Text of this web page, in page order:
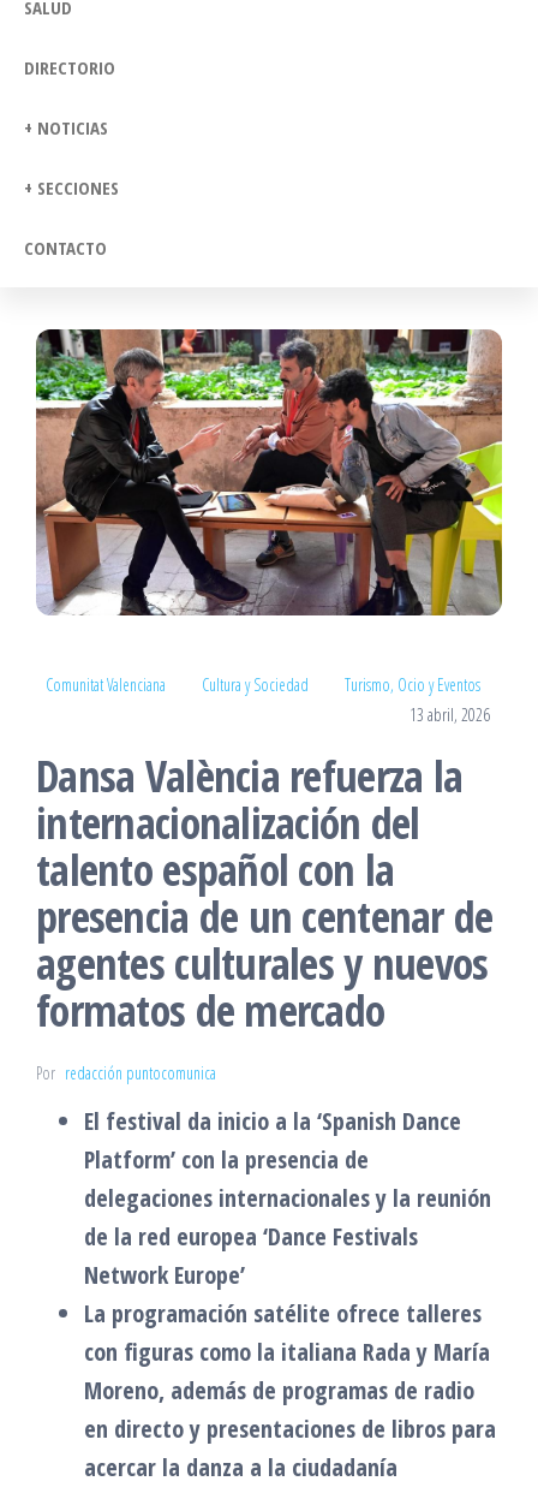
SALUD
DIRECTORIO
+ NOTICIAS
+ SECCIONES
CONTACTO
Comunitat Valenciana Cultura y Sociedad
Turismo, Ocio y Eventos
13 abril, 2026
Dansa València refuerza la
internacionalización del
talento español con la
presencia de un centenar de
agentes culturales y nuevos
formatos de mercado
Por redacción puntocomunica
El festival da inicio a la ‘Spanish Dance
Platform’ con la presencia de
delegaciones internacionales y la reunión
de la red europea ‘Dance Festivals
Network Europe’
La programación satélite ofrece talleres
con figuras como la italiana Rada y María
Moreno, además de programas de radio
en directo y presentaciones de libros para
acercar la danza a la ciudadanía